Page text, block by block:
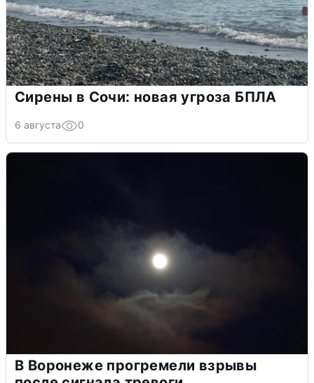
Сирены в Сочи: новая угроза БПЛА
6 августа 0
В Воронеже прогремели взрывы